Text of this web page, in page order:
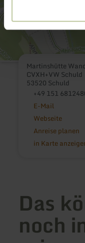
Martinshütte
CVXH+VW Schuld
53520 Schuld
+49 151
E-Mail
Webseite
Anreise planen
in Karte
Das
noch